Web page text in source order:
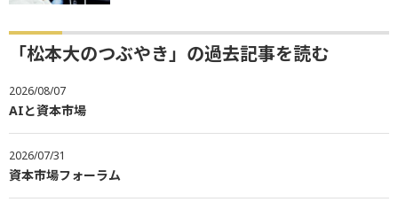
「松本大のつぶやき」の過去記事を読む
2026/08/07
AIと資本市場
2026/07/31
資本市場フォーラム